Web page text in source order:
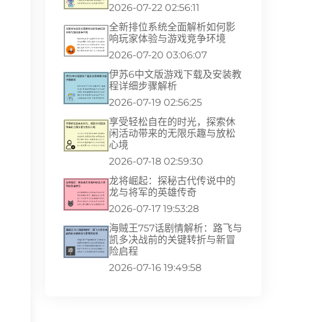
2026-07-22 02:56:11
全新排位系统全面解析如何影
响玩家体验与游戏竞争环境
2026-07-20 03:06:07
伊苏6中文版游戏下载及安装教
程详细步骤解析
2026-07-19 02:56:25
享受轻松自在的时光，探索休
闲活动带来的无限乐趣与放松
心境
2026-07-18 02:59:30
龙将崛起：探秘古代传说中的
龙与将军的英雄传奇
2026-07-17 19:53:28
海贼王757话剧情解析：路飞与
凯多决战前的关键转折与新冒
险启程
2026-07-16 19:49:58